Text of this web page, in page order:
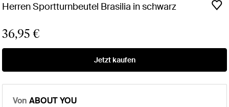
Herren Sportturnbeutel Brasilia in schwarz
36,95 €
Jetzt kaufen
Von ABOUT YOU